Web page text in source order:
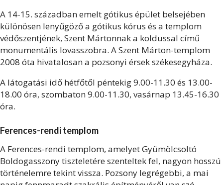
A 14-15. században emelt gótikus épület belsejében
különösen lenyűgöző a gótikus kórus és a templom
védőszentjének, Szent Mártonnak a koldussal című
monumentális lovasszobra. A Szent Márton-templom
2008 óta hivatalosan a pozsonyi érsek székesegyháza.
A látogatási idő hétfőtől péntekig 9.00-11.30 és 13.00-
18.00 óra, szombaton 9.00-11.30, vasárnap 13.45-16.30
óra.
Ferences-rendi templom
A Ferences-rendi templom, amelyet Gyümölcsoltó
Boldogasszony tiszteletére szenteltek fel, nagyon hosszú
történelemre tekint vissza. Pozsony legrégebbi, a mai